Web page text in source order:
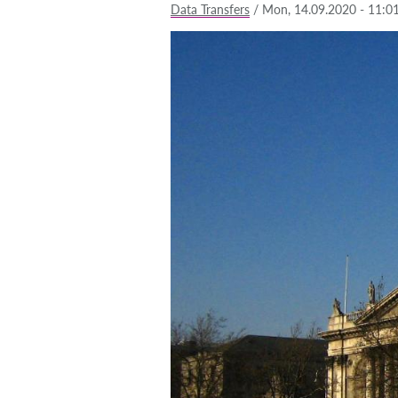
Data Transfers / Mon, 14.09.2020 -